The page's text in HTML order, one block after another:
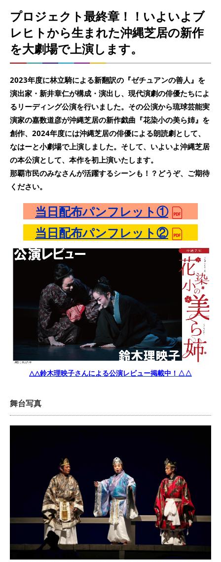
プロジェクト最終章！！いよいよブ
レヒトから生まれた沖縄芝居の新作
を大劇場で上演します。
2023年度に林立騎による新翻訳の『ゼチュアンの善人』を
演出家・新井章仁が構成・演出し、現代演劇の俳優たちによ
るリーディング公演を行いました。その公演から琉球芸能実
演家の嘉数道彦が沖縄芝居の新作戯曲『花染小の美ら姉』を
創作、2024年度には沖縄芝居の俳優による朗読劇として、
なはーと小劇場で上演しました。そして、いよいよ沖縄芝居
の本公演として、本作を初上演いたします。
那覇市民のみなさんが活躍するシーンも！？どうぞ、ご期待
ください。
当日配布パンフレット①
当日配布パンフレット②
△△鈴木理映子さんによる公演レビュー掲載中！△△
舞台写真